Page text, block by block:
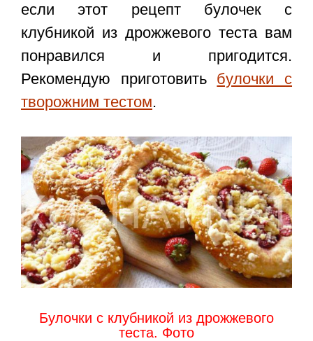
если этот рецепт булочек с
клубникой из дрожжевого теставам
понравился и пригодится.
Рекомендую приготовить булочки с
творожним тестом.
Булочки с клубникой из дрожжевого
теста. Фото